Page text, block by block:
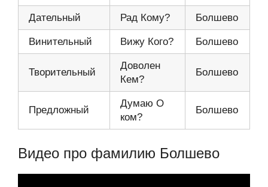
Дательный Рад Кому? Болшево
Винительный Вижу Кого? Болшево
Творительный
Доволен
Кем?
Болшево
Предложный
Думаю О
ком?
Болшево
Видео про фамилию Болшево